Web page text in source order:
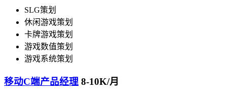
SLG策划
休闲游戏策划
卡牌游戏策划
游戏数值策划
游戏系统策划
移动C端产品经理 8-10K/月